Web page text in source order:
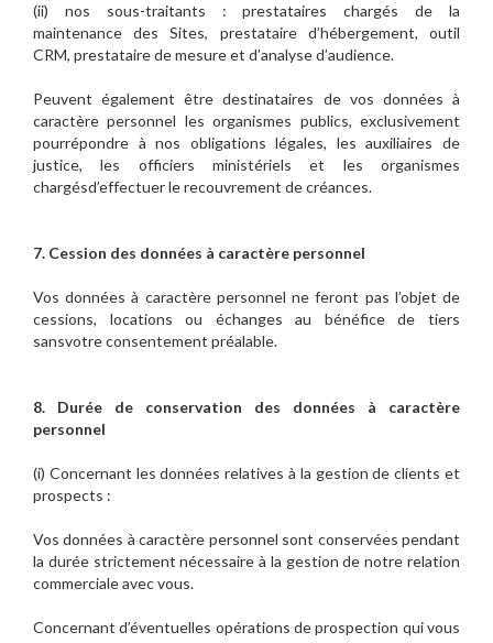
(ii) nos sous-traitants : prestataires chargés de la
maintenance des Sites, prestataire d’hébergement, outil
CRM, prestataire de mesure et d’analyse d’audience.
Peuvent également être destinataires de vos données à
caractère personnel les organismes publics, exclusivement
pourrépondre à nos obligations légales, les auxiliaires de
justice, les officiers ministériels et les organismes
chargésd’effectuer le recouvrement de créances.
7. Cession des données à caractère personnel
Vos données à caractère personnel ne feront pas l’objet de
cessions, locations ou échanges au bénéfice de tiers
sansvotre consentement préalable.
8. Durée de conservation des données à caractère
personnel
(i) Concernant les données relatives à la gestion de clients et
prospects :
Vos données à caractère personnel sont conservées pendant
la durée strictement nécessaire à la gestion de notre relation
commerciale avec vous.
Concernant d’éventuelles opérations de prospection qui vous